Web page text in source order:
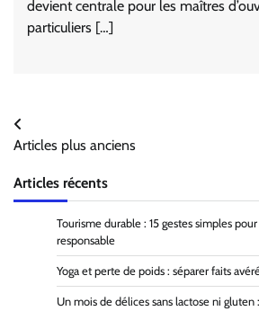
devient centrale pour les maîtres
particuliers […]
Navigation
articles
Articles plus anciens
Articles récents
Tourisme durable : 15 gestes simples
responsable
Yoga et perte de poids : séparer faits
Un mois de délices sans lactose ni